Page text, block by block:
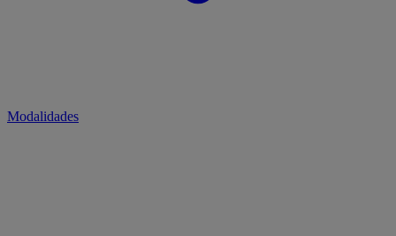
Modalidades